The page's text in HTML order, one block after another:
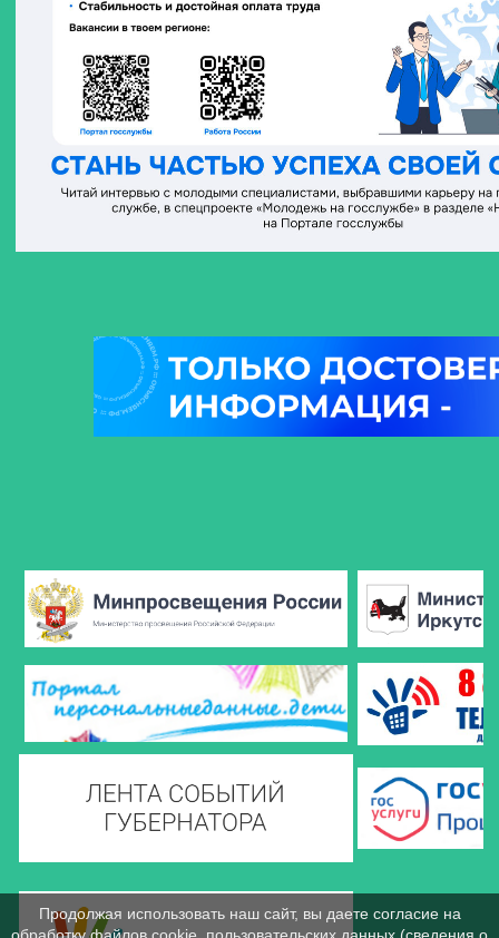
Продолжая использовать наш сайт, вы даете согласие на